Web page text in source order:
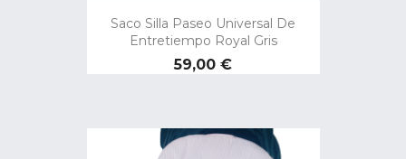
Saco Silla Paseo Universal De
Entretiempo Royal Gris
Precio
59,00 €